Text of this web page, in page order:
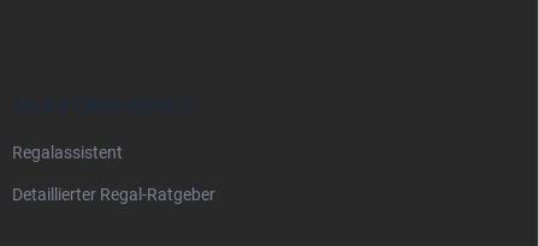
ALLES ÜBER REGALE
Regalassistent
Detaillierter Regal-Ratgeber